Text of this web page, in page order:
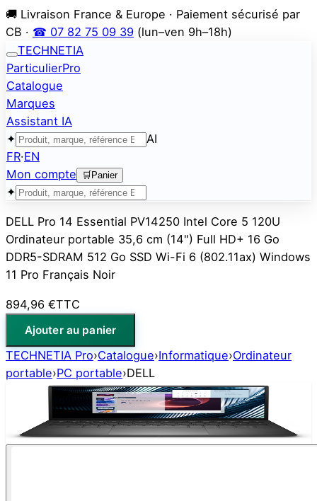
🚚 Livraison France & Europe · Paiement sécurisé par
CB · ☎ 07 82 75 09 39 (lun–ven 9h–18h)
TECHNETIA
ParticulierPro
Catalogue
Marques
Assistant IA
✦
AI
FR·EN
Mon compte
🛒 Panier
✦
DELL Pro 14 Essential PV14250 Intel Core 5 120U
Ordinateur portable 35,6 cm (14") Full HD+ 16 Go
DDR5-SDRAM 512 Go SSD Wi-Fi 6 (802.11ax) Windows
11 Pro Français Noir
894,96 €TTC
Ajouter au panier
TECHNETIA Pro›Catalogue›Informatique›Ordinateur
portable›PC portable›DELL